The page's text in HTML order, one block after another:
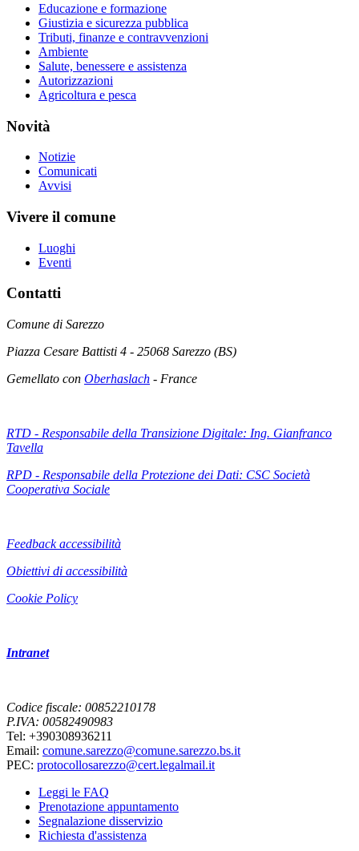
Educazione e formazione
Giustizia e sicurezza pubblica
Tributi, finanze e contravvenzioni
Ambiente
Salute, benessere e assistenza
Autorizzazioni
Agricoltura e pesca
Novità
Notizie
Comunicati
Avvisi
Vivere il comune
Luoghi
Eventi
Contatti
Comune di Sarezzo
Piazza Cesare Battisti 4 - 25068 Sarezzo (BS)
Gemellato con Oberhaslach - France
RTD - Responsabile della Transizione Digitale: Ing. Gianfranco
Tavella
RPD - Responsabile della Protezione dei Dati: CSC Società
Cooperativa Sociale
Feedback accessibilità
Obiettivi di accessibilità
Cookie Policy
Intranet
Codice fiscale: 00852210178
P.IVA: 00582490983
Tel: +390308936211
Email: comune.sarezzo@comune.sarezzo.bs.it
PEC: protocollosarezzo@cert.legalmail.it
Leggi le FAQ
Prenotazione appuntamento
Segnalazione disservizio
Richiesta d'assistenza